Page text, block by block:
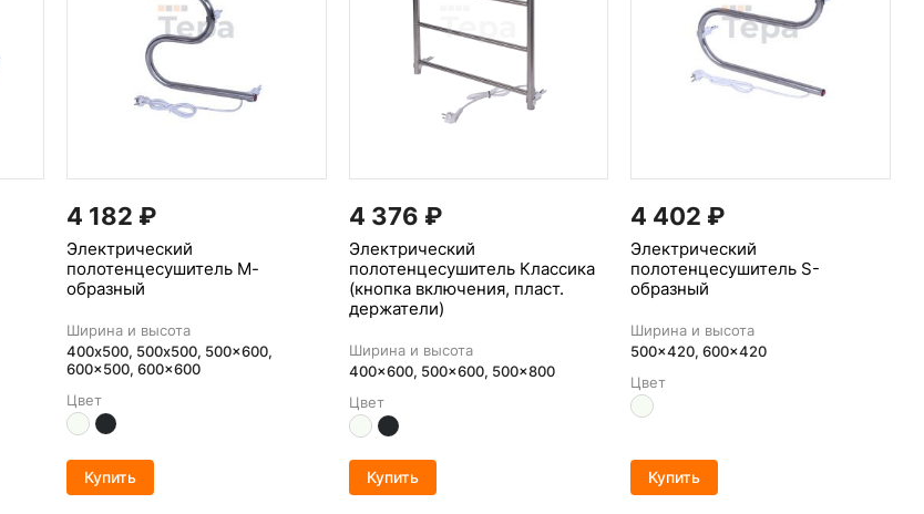
4 182 ₽
Электрический
полотенцесушитель М-
образный
Ширина и высота
400х500, 500x500, 500x600,
600x500, 600x600
Цвет
Купить
4 376 ₽
Электрический
полотенцесушитель Классика
(кнопка включения, пласт.
держатели)
Ширина и высота
400x600, 500x600, 500x800
Цвет
Купить
4 402 ₽
Электрический
полотенцесушитель S-
образный
Ширина и высота
500x420, 600x420
Цвет
Купить